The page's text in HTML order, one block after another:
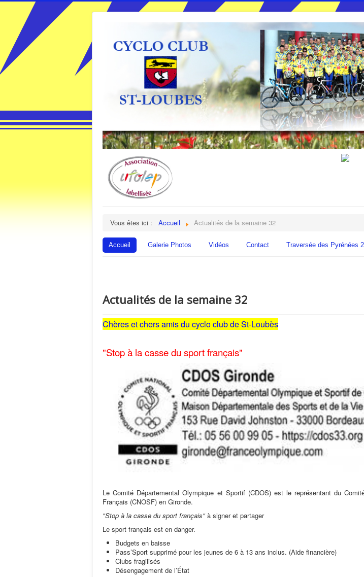
Vous êtes ici : Accueil Actualités de la semaine 32
Accueil Galerie Photos Vidéos Contact Traversée des Pyrénées
Actualités de la semaine 32
Chères et chers amis du cyclo club de St-Loubès
"Stop à la casse du sport français"
Le Comité Départemental Olympique et Sportif (CDOS) est le représentant du
Français (CNOSF) en Gironde.
"Stop à la casse du sport français"à signer et partager
Le sport français est en danger.
Budgets en baisse
Pass’Sport supprimé pour les jeunes de 6 à 13 ans inclus. (Aide financière)
Clubs fragilisés
Désengagement de l’État